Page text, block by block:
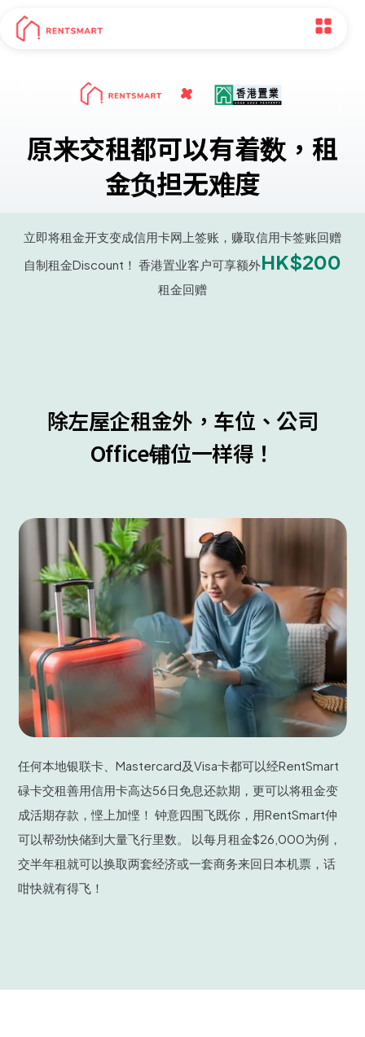
原来交租都可以有着数，租
金负担无难度
立即将租金开支变成信用卡网上签账，赚取信用卡签账回赠
自制租金Discount！ 香港置业客户可享额外HK$200
租金回赠
除左屋企租金外，车位、公司
Office铺位一样得！
任何本地银联卡、Mastercard及Visa卡都可以经RentSmart
碌卡交租善用信用卡高达56日免息还款期，更可以将租金变
成活期存款，悭上加悭！ 钟意四围飞既你，用RentSmart仲
可以帮劲快储到大量飞行里数。 以每月租金$26,000为例，
交半年租就可以换取两套经济或一套商务来回日本机票，话
咁快就有得飞！